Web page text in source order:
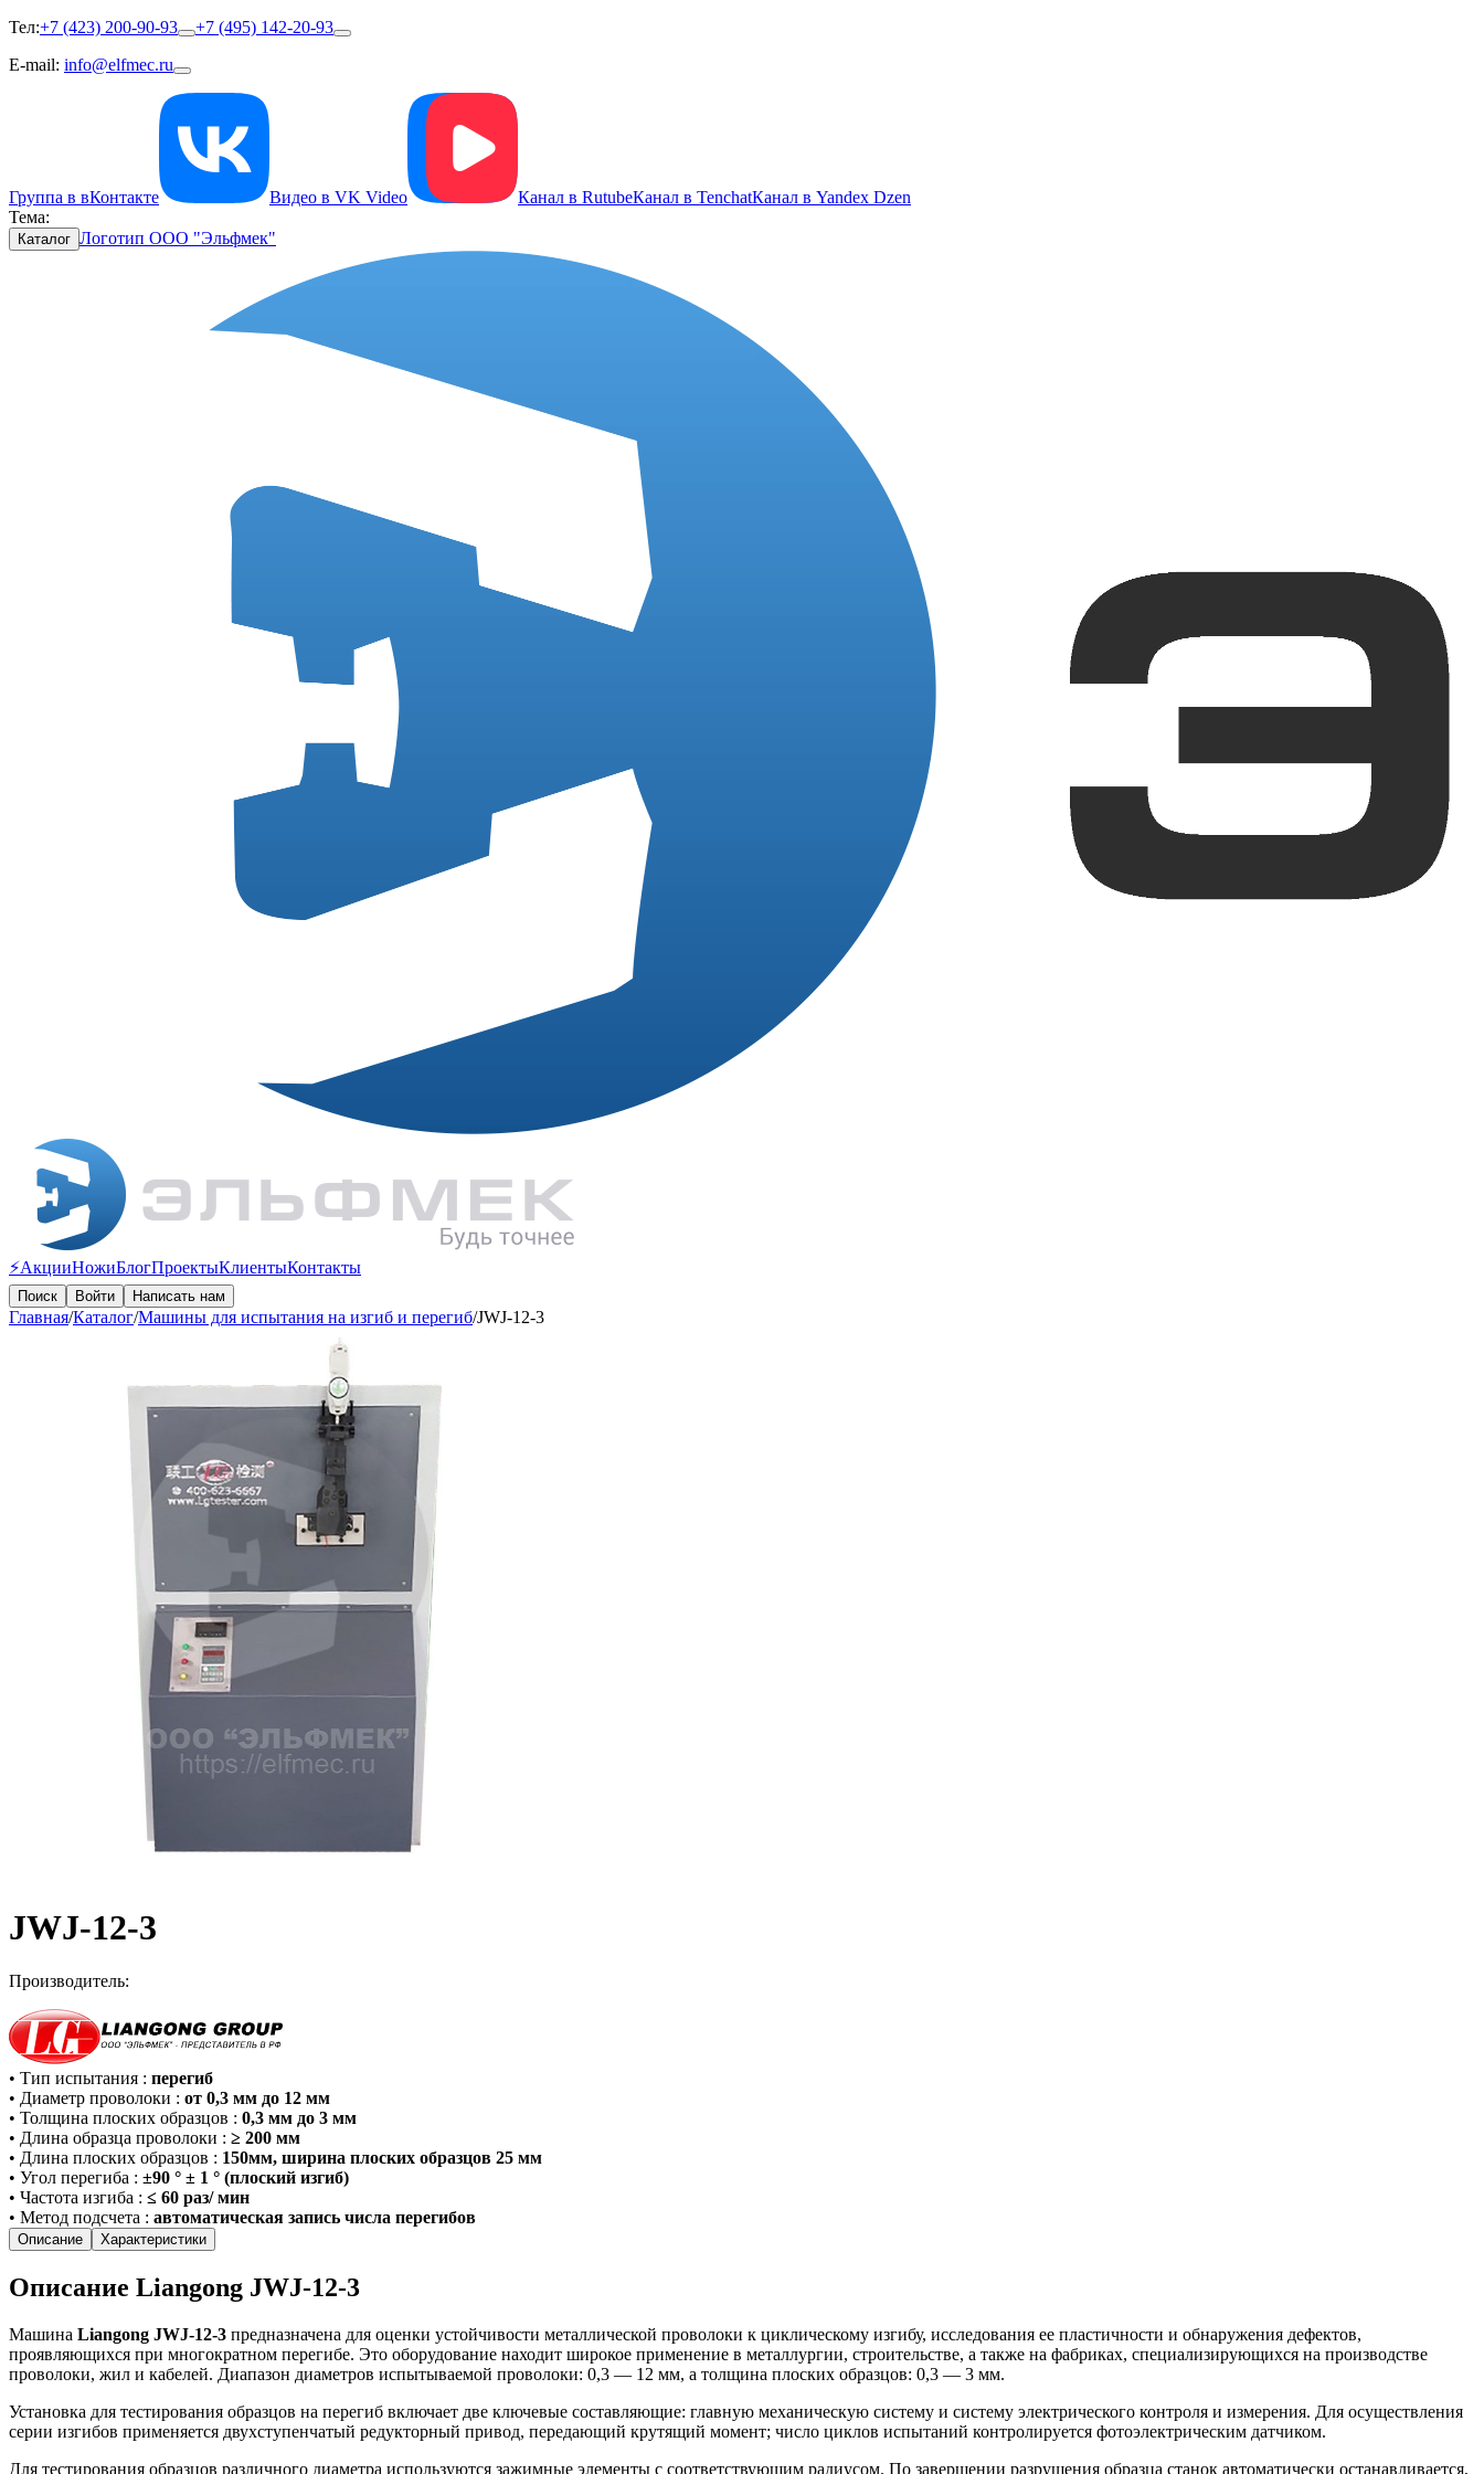
Тел:+7 (423) 200-90-93
+7 (495) 142-20-93
E-mail: info@elfmec.ru
Группа в вКонтакте Видео в VK Video Канал в RutubeКанал в TenchatКанал в Yandex Dzen
Тема:
Каталог Логотип ООО "Эльфмек"
⚡️АкцииНожиБлогПроектыКлиентыКонтакты
Поиск Войти Написать нам
Главная/Каталог/Машины для испытания на изгиб и перегиб/JWJ-12-3
JWJ-12-3
Производитель:
• Тип испытания : перегиб
• Диаметр проволоки : от 0,3 мм до 12 мм
• Толщина плоских образцов : 0,3 мм до 3 мм
• Длина образца проволоки : ≥ 200 мм
• Длина плоских образцов : 150мм, ширина плоских образцов 25 мм
• Угол перегиба : ±90 ° ± 1 ° (плоский изгиб)
• Частота изгиба : ≤ 60 раз/ мин
• Метод подсчета : автоматическая запись числа перегибов
Описание Характеристики
Описание Liangong JWJ-12-3
Машина Liangong JWJ-12-3 предназначена для оценки устойчивости металлической проволоки к циклическому изгибу, исследования ее пластичности и обнаружения дефектов,
проявляющихся при многократном перегибе. Это оборудование находит широкое применение в металлургии, строительстве, а также на фабриках, специализирующихся на производстве
проволоки, жил и кабелей. Диапазон диаметров испытываемой проволоки: 0,3 — 12 мм, а толщина плоских образцов: 0,3 — 3 мм.
Установка для тестирования образцов на перегиб включает две ключевые составляющие: главную механическую систему и систему электрического контроля и измерения. Для осуществления
серии изгибов применяется двухступенчатый редукторный привод, передающий крутящий момент; число циклов испытаний контролируется фотоэлектрическим датчиком.
Для тестирования образцов различного диаметра используются зажимные элементы с соответствующим радиусом. По завершении разрушения образца станок автоматически останавливается,